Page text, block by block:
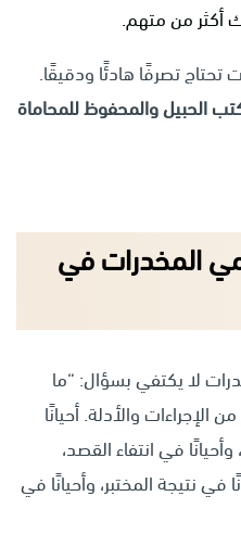
أكثر من متهم.
تحتاج تصرفًا هادئًا ودقيقًا.
الحبيل والمحفوظ للمحاماة
المخدرات في
لا يكتفي بسؤال: “ما
الإجراءات والأدلة. أحيانًا
في انتفاء القصد،
في نتيجة المختبر، وأحيانًا في